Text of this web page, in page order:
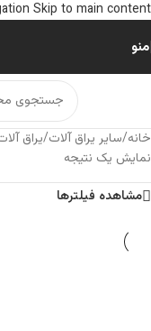
Skip to main content
منو
خانه/سایر یراق آلات/یراق
نمایش یک نتیجه
مشاهده فیلترها